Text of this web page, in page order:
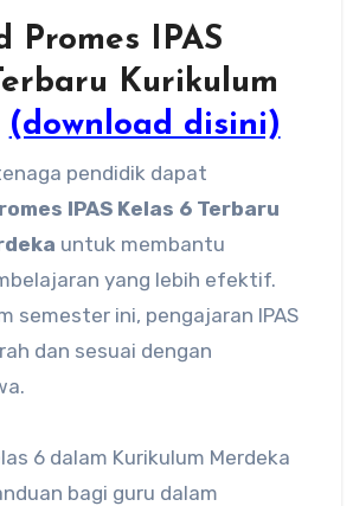
Promes IPAS
Kurikulum
(download disini)
pendidik dapat
IPAS Kelas 6 Terbaru
untuk membantu
yang lebih efektif.
semester ini, pengajaran IPAS
dan sesuai dengan
6 dalam Kurikulum Merdeka
bagi guru dalam